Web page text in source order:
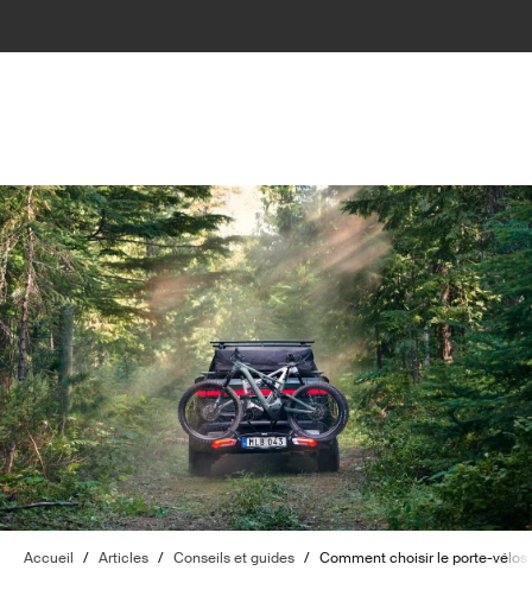
Accueil / Articles / Conseils et guides / Comment choisir le porte-vélos